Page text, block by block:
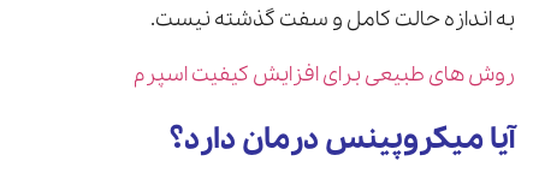
به اندازه حالت کامل و سفت گذشته نیست.
روش های طبیعی برای افزایش کیفیت اسپرم
آیا میکروپینس درمان دارد؟